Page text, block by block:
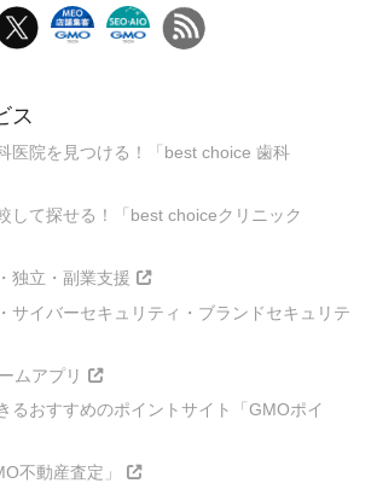
ス
医院を見つける！「best choice 歯科
して探せる！「best choiceクリニック
独立・副業支援
サイバーセキュリティ・ブランドセキュリテ
ムアプリ
るおすすめのポイントサイト「GMOポイ
不動産査定」